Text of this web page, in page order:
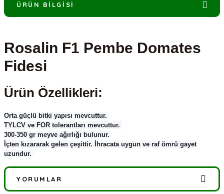
ÜRÜN BILGISI
Rosalin F1 Pembe Domates
Fidesi
Ürün Özellikleri:
Orta güçlü bitki yapısı mevcuttur.
TYLCV ve FOR tolerantları mevcuttur.
300-350 gr meyve ağırlığı bulunur.
İçten kızararak gelen çeşittir. İhracata uygun ve raf ömrü gayet
uzundur.
YORUMLAR